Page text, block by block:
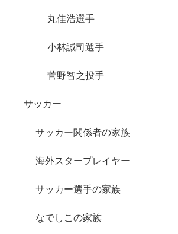
丸佳浩選手
小林誠司選手
菅野智之投手
サッカー
サッカー関係者の家族
海外スタープレイヤー
サッカー選手の家族
なでしこの家族